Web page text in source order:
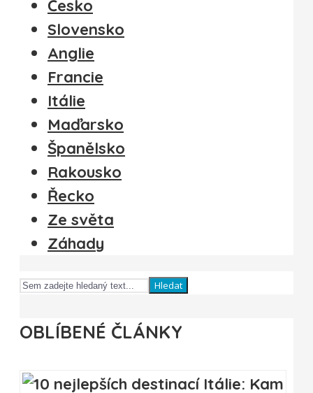
Česko
Slovensko
Anglie
Francie
Itálie
Maďarsko
Španělsko
Rakousko
Řecko
Ze světa
Záhady
Hledat
OBLÍBENÉ ČLÁNKY